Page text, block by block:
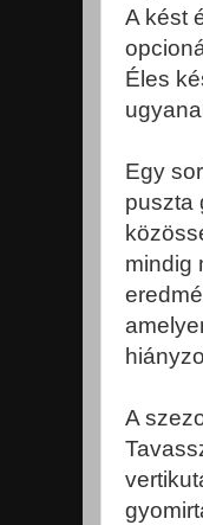
A kést
Éles
Egy
puszta
mindig
A